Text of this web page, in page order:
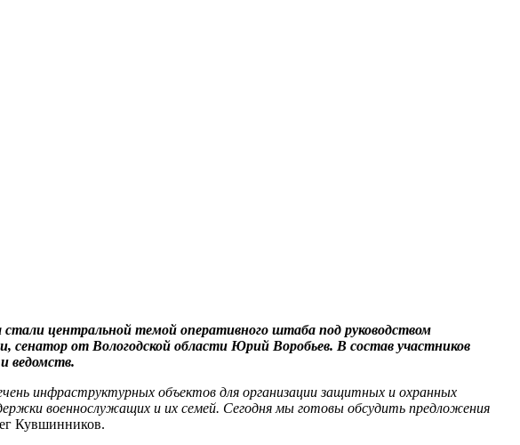
центральной темой оперативного штаба под руководством
сенатор от Вологодской области Юрий Воробьев. В состав участников
ведомств.
инфраструктурных объектов для организации защитных и охранных
военнослужащих и их семей. Сегодня мы готовы обсудить предложения
Кувшинников.